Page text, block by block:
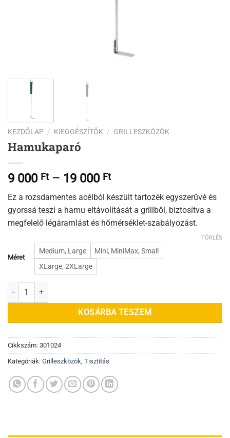
KEZDŐLAP / KIEGGÉSZÍTŐK / GRILLESZKÖZÖK
Hamukaparó
9 000 Ft – 19 000 FtÁrtartomány:
9
000 Ft
-
19
000 Ft
Ez a rozsdamentes acélból készült tartozék egyszerűvé és
gyorssá teszi a hamu eltávolítását a grillből, biztosítva a
megfelelő légáramlást és hőmérséklet-szabályozást.
Méret
Medium, Large
Mini, MiniMax, Small
XLarge, 2XLarge
TÖRLÉS
Hamukaparó mennyiség
KOSÁRBA TESZEM
Cikkszám: 301024
Kategóriák: Grilleszközök, Tisztítás